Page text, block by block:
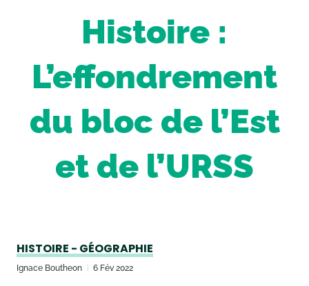
Histoire :
L’effondrement
du bloc de l’Est
et de l’URSS
HISTOIRE - GÉOGRAPHIE
Ignace Boutheon 6 Fév 2022